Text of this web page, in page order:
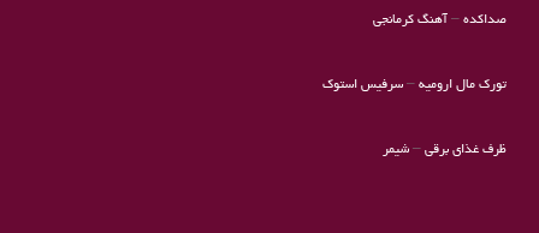
صداکده– آهنگ کرمانجی
تورک مال ارومیه–سرفیس استوک
ظرف غذای برقی– شیمر